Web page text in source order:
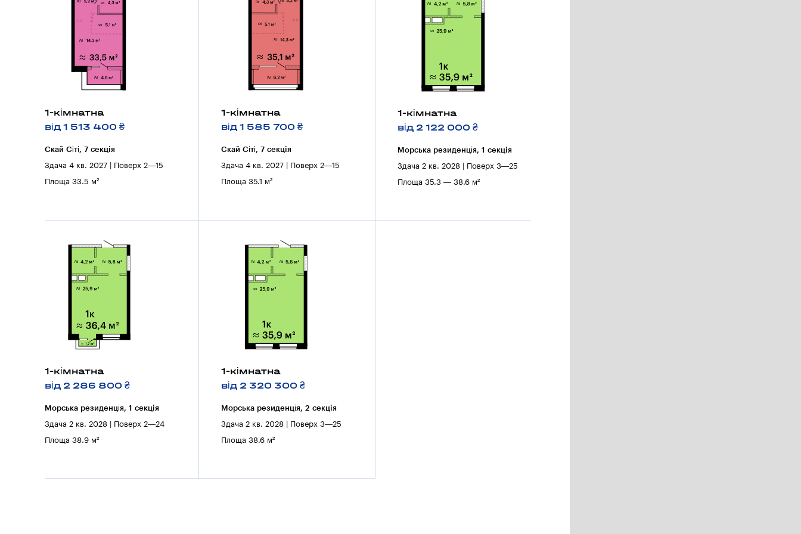
1-кімнатна
від 1 513 400 ₴
Скай Сіті, 7 секцiя
Здача 4 кв. 2027 | Поверх 2—15
Площа 33.5 м²
1-кімнатна
від 1 585 700 ₴
Скай Сіті, 7 секцiя
Здача 4 кв. 2027 | Поверх 2—15
Площа 35.1 м²
1-кімнатна
від 2 122 000 ₴
Морська резиденція, 1 секцiя
Здача 2 кв. 2028 | Поверх 3—25
Площа 35.3 — 38.6 м²
1-кімнатна
від 2 286 800 ₴
Морська резиденція, 1 секцiя
Здача 2 кв. 2028 | Поверх 2—24
Площа 38.9 м²
1-кімнатна
від 2 320 300 ₴
Морська резиденція, 2 секцiя
Здача 2 кв. 2028 | Поверх 3—25
Площа 38.6 м²